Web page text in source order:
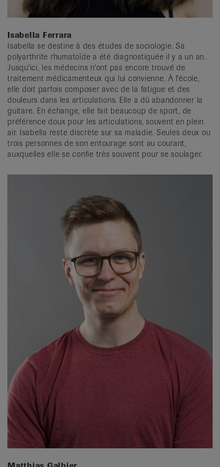
Isabella Ferrara
Isabella se destine à des études de sociologie. Sa
polyarthrite rhumatoïde a été diagnostiquée il y a un an.
Jusqu'ici, les médecins n'ont pas encore trouvé de
traitement médicamenteux qui lui convienne. À l'école,
elle doit parfois composer avec de la fatigue et des
douleurs dans les articulations. Elle a dû abandonner la
guitare. En échange, elle fait beaucoup de sport, de
préférence doux pour les articulations, souvent en plein
air. Isabella reste discrète sur sa maladie. Seules deux ou
trois personnes de son entourage sont au courant,
auxquelles elle se confie très souvent pour se soulager.